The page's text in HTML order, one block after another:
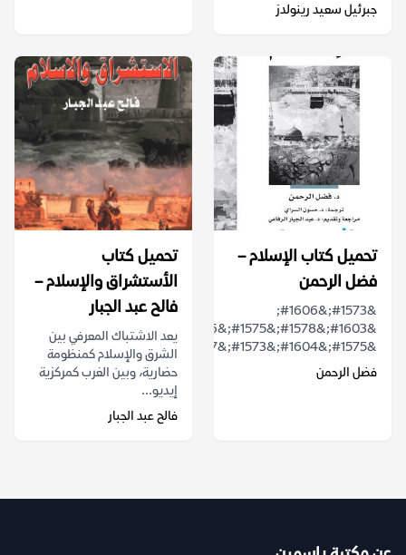
جبرئيل سعيد رينولدز
تحميل كتاب الإسلام –
فضل الرحمن
&#1573;&#1606;
&#1575;&#1604;&#1573;&#1587;&#1604;&...
فضل الرحمن
تحميل كتاب
الأستشراق والإسلام –
فالح عبد الجبار
يعد الاشتباك المعرفي بين
الشرق والإسلام كمنظومة
حضارية، وبين الغرب كمركزية
إيديو...
فالح عبد الجبار